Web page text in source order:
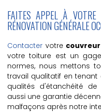
FAITES APPEL À VOTRE
RÉNOVATION GÉNÉRALE
Contacter votre couvreur
votre toiture est un
normes, nous mettons
travail qualitatif en tenant
qualités d'étanchéité
aussi une garantie
malfaçons après notre